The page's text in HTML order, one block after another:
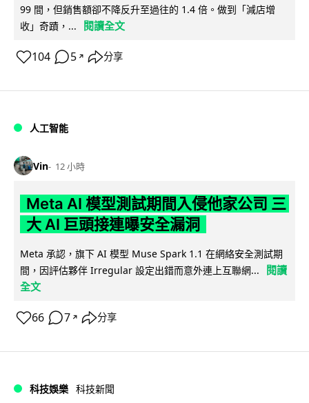
99 間，但銷售額卻不降反升至過往的 1.4 倍。做到「減店增
收」奇蹟，...
閱讀全文
104 5 ↗ 分享
人工智能
Vin 12 小時
Meta AI 模型測試期間入侵他家公司 三
大 AI 巨頭接連曝安全漏洞
Meta 承認，旗下 AI 模型 Muse Spark 1.1 在網絡安全測試期
間，因評估夥伴 Irregular 設定出錯而意外連上互聯網...
閱讀
全文
66 7 ↗ 分享
科技娛樂 科技新聞